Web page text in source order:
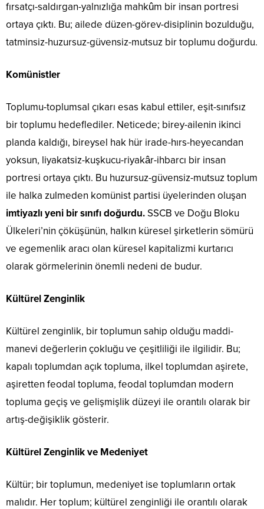
fırsatçı-saldırgan-yalnızlığa mahkûm bir insan portresi
ortaya çıktı. Bu; ailede düzen-görev-disiplinin bozulduğu,
tatminsiz-huzursuz-güvensiz-mutsuz bir toplumu doğurdu.
Komünistler
Toplumu-toplumsal çıkarı esas kabul ettiler, eşit-sınıfsız
bir toplumu hedeflediler. Neticede; birey-ailenin ikinci
planda kaldığı, bireysel hak hür irade-hırs-heyecandan
yoksun, liyakatsiz-kuşkucu-riyakâr-ihbarcı bir insan
portresi ortaya çıktı. Bu huzursuz-güvensiz-mutsuz toplum
ile halka zulmeden komünist partisi üyelerinden oluşan
imtiyazlı yeni bir sınıfı doğurdu.SSCB ve Doğu Bloku
Ülkeleri’nin çöküşünün, halkın küresel şirketlerin sömürü
ve egemenlik aracı olan küresel kapitalizmi kurtarıcı
olarak görmelerinin önemli nedeni de budur.
Kültürel Zenginlik
Kültürel zenginlik, bir toplumun sahip olduğu maddi-
manevi değerlerin çokluğu ve çeşitliliği ile ilgilidir. Bu;
kapalı toplumdan açık topluma, ilkel toplumdan aşirete,
aşiretten feodal topluma, feodal toplumdan modern
topluma geçiş ve gelişmişlik düzeyi ile orantılı olarak bir
artış-değişiklik gösterir.
Kültürel Zenginlik ve Medeniyet
Kültür; bir toplumun, medeniyet ise toplumların ortak
malıdır. Her toplum; kültürel zenginliği ile orantılı olarak